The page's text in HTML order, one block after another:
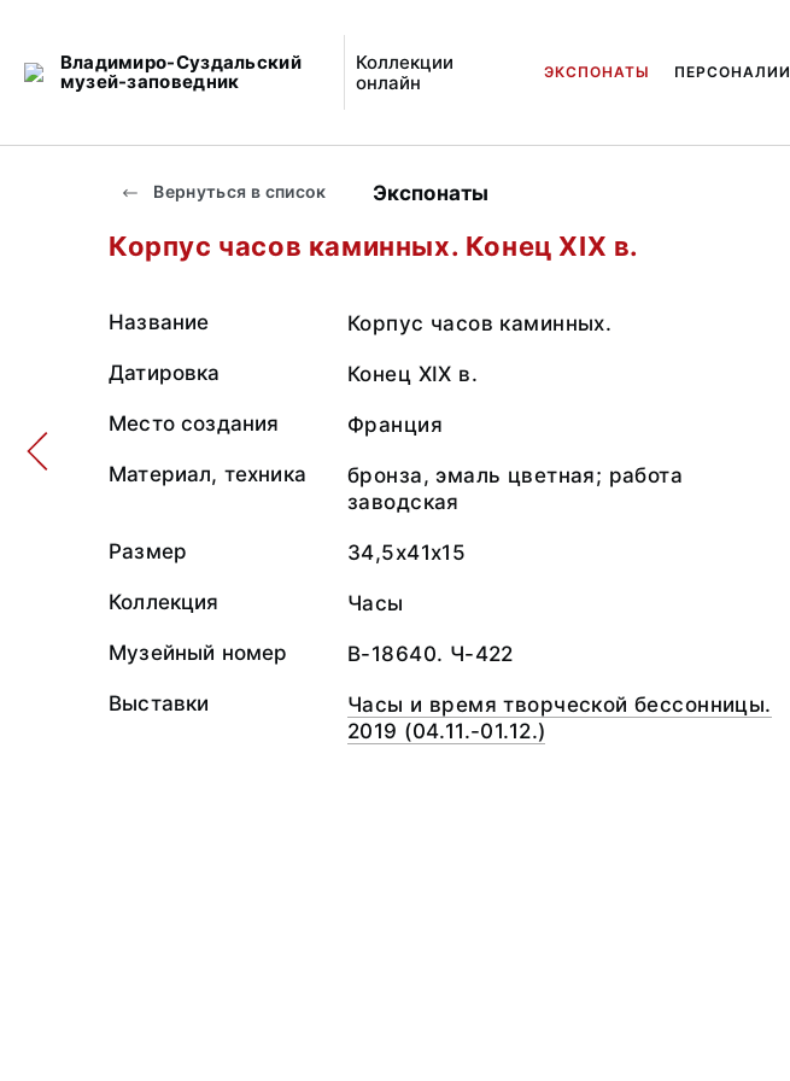
Владимиро-Суздальский
музей-заповедник
Коллекции
онлайн
ЭКСПОНАТЫ ПЕРСОНАЛИИ
Вернуться в список Экспонаты
Корпус часов каминных. Конец ХIХ в.
Название Корпус часов каминных.
Датировка Конец ХIХ в.
Место создания Франция
Материал, техника
бронза, эмаль цветная; работа
заводская
Размер 34,5x41x15
Коллекция Часы
Музейный номер В-18640. Ч-422
Выставки
Часы и время творческой бессонницы.
2019 (04.11.-01.12.)